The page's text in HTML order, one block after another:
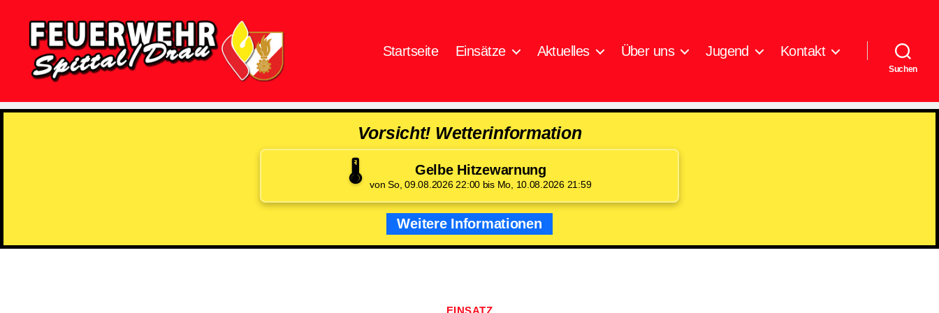
Spittal/Drau
Startseite Einsätze Aktuelles Über uns Jugend Kontakt
Suchen
Vorsicht! Wetterinformation
🌡️ Gelbe Hitzewarnung
von So, 09.08.2026 22:00 bis Mo, 10.08.2026 21:59
Weitere Informationen
Kategorien
EINSATZ